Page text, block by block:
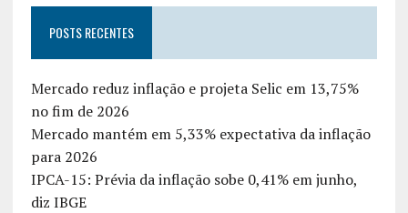
POSTS RECENTES
Mercado reduz inflação e projeta Selic em 13,75%
no fim de 2026
Mercado mantém em 5,33% expectativa da inflação
para 2026
IPCA-15: Prévia da inflação sobe 0,41% em junho,
diz IBGE